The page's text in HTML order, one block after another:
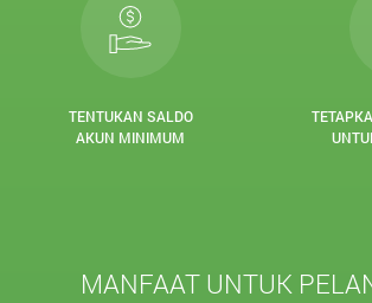
TENTUKAN SALDO
AKUN MINIMUM
MANFAAT UNTUK